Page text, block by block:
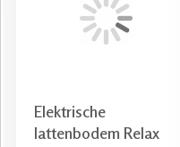
Elektrische
lattenbodem Relax